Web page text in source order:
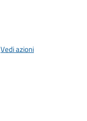
Vedi azioni